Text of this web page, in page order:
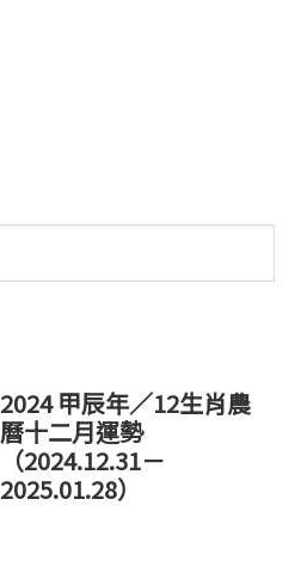
2024 甲辰年／12生肖農
曆十二月運勢
（2024.12.31－
2025.01.28）